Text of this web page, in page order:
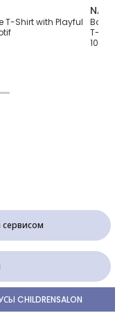
T-Shirt with Playful
Boys
T-
10,00
сервисом
CHILDRENSALON